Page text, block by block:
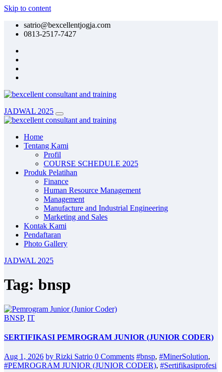
Skip to content
satrio@bexcellentjogja.com
0813-2517-7427
JADWAL 2025
Home
Tentang Kami
Profil
COURSE SCHEDULE 2025
Produk Pelatihan
Finance
Human Resource Management
Management
Manufacture and Industrial Engineering
Marketing and Sales
Kontak Kami
Pendaftaran
Photo Gallery
JADWAL 2025
Tag: bnsp
BNSP, IT
SERTIFIKASI PEMROGRAM JUNIOR (JUNIOR CODER)
Aug 1, 2026 by Rizki Satrio 0 Comments #bnsp, #MinerSolution,
#PEMROGRAM JUNIOR (JUNIOR CODER), #Sertifikasiprofesi